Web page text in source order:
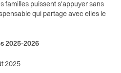
surveillés
familles puissent s'appuyer sans
qui partage avec elles le
2025-2026
2025